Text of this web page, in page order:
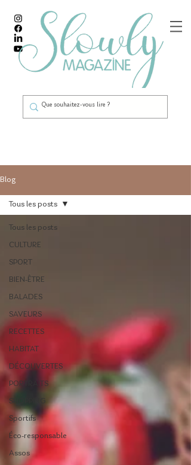
Blog
Tous les posts
CULTURE
SPORT
BIEN-ÊTRE
BALADES
SAVEURS
RECETTES
HABITAT
DÉCOUVERTES
PORTRAITS
SHOPPING
Sportifs
Éco-responsable
Assos
Tous les posts